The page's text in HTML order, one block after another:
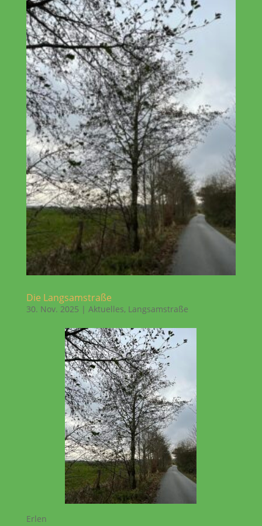
Die Langsamstraße
30. Nov. 2025 | Aktuelles, Langsamstraße
Erlen